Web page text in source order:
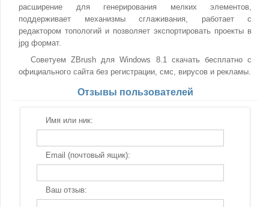
расширение для генерирования мелких элементов,
поддерживает механизмы сглаживания, работает с
редактором топологий и позволяет экспортировать проекты в
jpg формат.
Советуем ZBrush для Windows 8.1 скачать бесплатно с
официального сайта без регистрации, смс, вирусов и рекламы.
Отзывы пользователей
Имя или ник:
Email (почтовый ящик):
Ваш отзыв: